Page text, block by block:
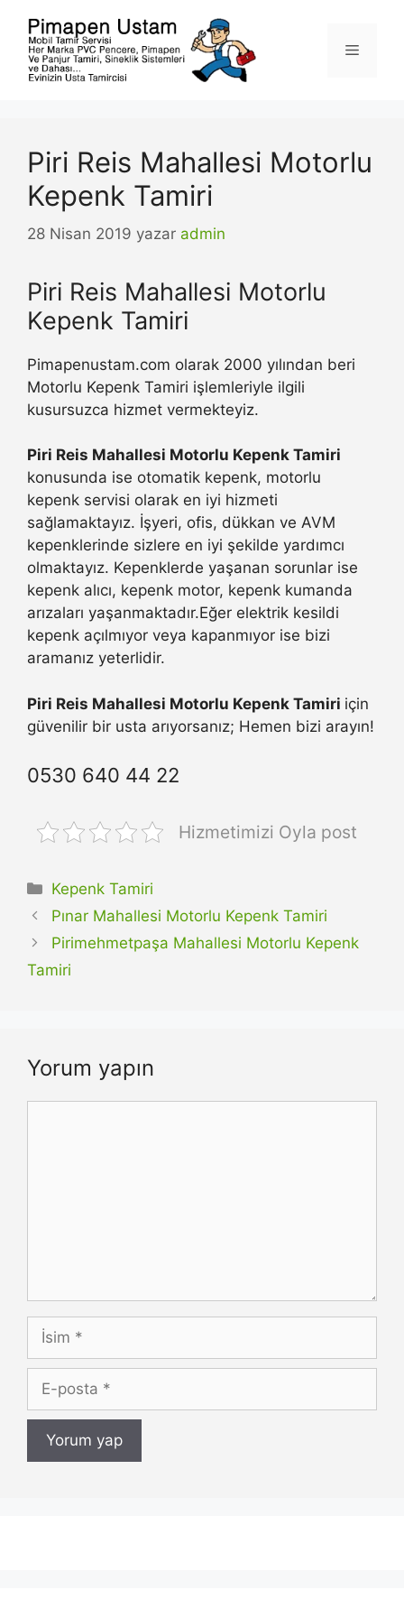
Menü
Piri Reis Mahallesi Motorlu
Kepenk Tamiri
28 Nisan 2019 yazar admin
Piri Reis Mahallesi Motorlu
Kepenk Tamiri
Pimapenustam.com olarak 2000 yılından beri
Motorlu Kepenk Tamiri işlemleriyle ilgili
kusursuzca hizmet vermekteyiz.
Piri Reis Mahallesi Motorlu Kepenk Tamiri
konusunda ise otomatik kepenk, motorlu
kepenk servisi olarak en iyi hizmeti
sağlamaktayız. İşyeri, ofis, dükkan ve AVM
kepenklerinde sizlere en iyi şekilde yardımcı
olmaktayız. Kepenklerde yaşanan sorunlar ise
kepenk alıcı, kepenk motor, kepenk kumanda
arızaları yaşanmaktadır.Eğer elektrik kesildi
kepenk açılmıyor veya kapanmıyor ise bizi
aramanız yeterlidir.
Piri Reis Mahallesi Motorlu Kepenk Tamiri için
güvenilir bir usta arıyorsanız; Hemen bizi arayın!
0530 640 44 22
Hizmetimizi Oyla post
Kategoriler
Kepenk Tamiri
Pınar Mahallesi Motorlu Kepenk Tamiri
Pirimehmetpaşa Mahallesi Motorlu Kepenk
Tamiri
Yorum yapın
İsim
posta